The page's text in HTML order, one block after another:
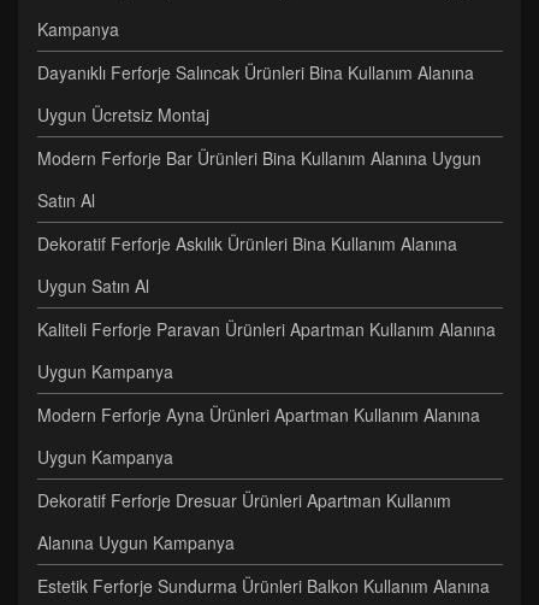
Kampanya
Dayanıklı Ferforje Salıncak Ürünleri Bina Kullanım Alanına
Uygun Ücretsiz Montaj
Modern Ferforje Bar Ürünleri Bina Kullanım Alanına Uygun
Satın Al
Dekoratif Ferforje Askılık Ürünleri Bina Kullanım Alanına
Uygun Satın Al
Kaliteli Ferforje Paravan Ürünleri Apartman Kullanım Alanına
Uygun Kampanya
Modern Ferforje Ayna Ürünleri Apartman Kullanım Alanına
Uygun Kampanya
Dekoratif Ferforje Dresuar Ürünleri Apartman Kullanım
Alanına Uygun Kampanya
Estetik Ferforje Sundurma Ürünleri Balkon Kullanım Alanına